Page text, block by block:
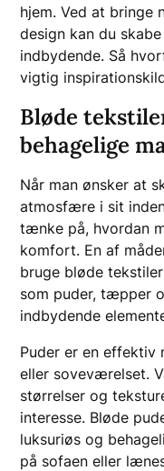
hjem. Ved at bringe
design kan du
indbydende. Så
vigtig
Bløde
behagelige
Når man ønsker at
atmosfære i sit
tænke på, hvordan
komfort. En af
bruge bløde
som puder, tæpper
indbydende
Puder er en effektiv
eller soveværelset.
størrelser og
interesse. Bløde
luksuriøs og
på sofaen eller